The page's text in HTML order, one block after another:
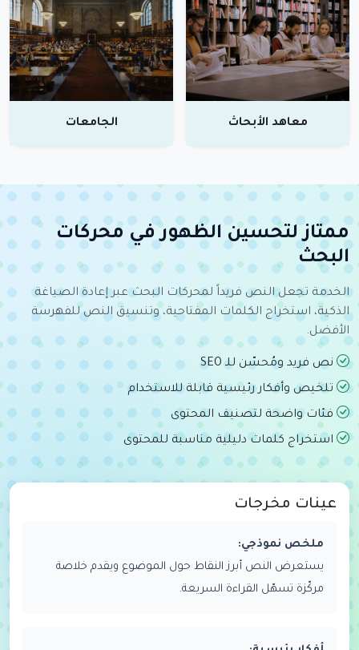
معاهد الأبحاث الجامعات
ممتاز لتحسين الظهور في محركات
البحث
الخدمة تجعل النص فريداً لمحركات البحث عبر إعادة الصياغة
الذكية، استخراج الكلمات المفتاحية، وتنسيق النص للفهرسة
الأفضل.
نص فريد ومُحسّن للـ SEO
تلخيص وأفكار رئيسية قابلة للاستخدام
فئات واضحة لتصنيف المحتوى
استخراج كلمات دليلية مناسبة للمحتوى
عينات مخرجات
ملخص نموذجي:
يستعرض النص أبرز النقاط حول الموضوع ويقدم خلاصة
مركّزة تسهّل القراءة السريعة.